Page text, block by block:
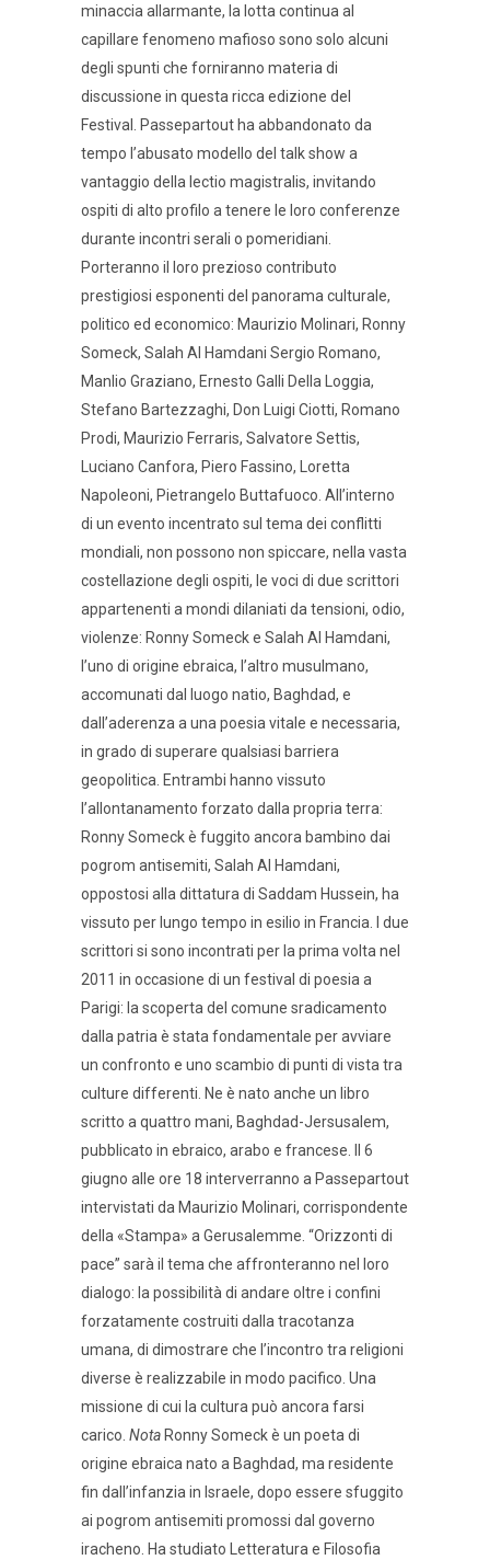
minaccia allarmante, la lotta continua al
capillare fenomeno mafioso sono solo alcuni
degli spunti che forniranno materia di
discussione in questa ricca edizione del
Festival. Passepartout ha abbandonato da
tempo l’abusato modello del talk show a
vantaggio della lectio magistralis, invitando
ospiti di alto profilo a tenere le loro conferenze
durante incontri serali o pomeridiani.
Porteranno il loro prezioso contributo
prestigiosi esponenti del panorama culturale,
politico ed economico: Maurizio Molinari, Ronny
Someck, Salah Al Hamdani Sergio Romano,
Manlio Graziano, Ernesto Galli Della Loggia,
Stefano Bartezzaghi, Don Luigi Ciotti, Romano
Prodi, Maurizio Ferraris, Salvatore Settis,
Luciano Canfora, Piero Fassino, Loretta
Napoleoni, Pietrangelo Buttafuoco. All’interno
di un evento incentrato sul tema dei conflitti
mondiali, non possono non spiccare, nella vasta
costellazione degli ospiti, le voci di due scrittori
appartenenti a mondi dilaniati da tensioni, odio,
violenze: Ronny Someck e Salah Al Hamdani,
l’uno di origine ebraica, l’altro musulmano,
accomunati dal luogo natio, Baghdad, e
dall’aderenza a una poesia vitale e necessaria,
in grado di superare qualsiasi barriera
geopolitica. Entrambi hanno vissuto
l’allontanamento forzato dalla propria terra:
Ronny Someck è fuggito ancora bambino dai
pogrom antisemiti, Salah Al Hamdani,
oppostosi alla dittatura di Saddam Hussein, ha
vissuto per lungo tempo in esilio in Francia. I due
scrittori si sono incontrati per la prima volta nel
2011 in occasione di un festival di poesia a
Parigi: la scoperta del comune sradicamento
dalla patria è stata fondamentale per avviare
un confronto e uno scambio di punti di vista tra
culture differenti. Ne è nato anche un libro
scritto a quattro mani, Baghdad-Jersusalem,
pubblicato in ebraico, arabo e francese. Il 6
giugno alle ore 18 interverranno a Passepartout
intervistati da Maurizio Molinari, corrispondente
della «Stampa» a Gerusalemme. “Orizzonti di
pace” sarà il tema che affronteranno nel loro
dialogo: la possibilità di andare oltre i confini
forzatamente costruiti dalla tracotanza
umana, di dimostrare che l’incontro tra religioni
diverse è realizzabile in modo pacifico. Una
missione di cui la cultura può ancora farsi
carico. Nota Ronny Someck è un poeta di
origine ebraica nato a Baghdad, ma residente
fin dall’infanzia in Israele, dopo essere sfuggito
ai pogrom antisemiti promossi dal governo
iracheno. Ha studiato Letteratura e Filosofia